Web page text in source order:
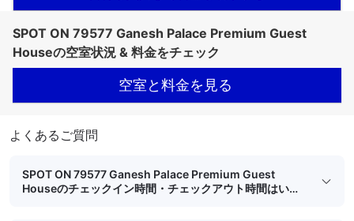
SPOT ON 79577 Ganesh Palace Premium Guest
Houseの空室状況 & 料金をチェック
空室と料金を見る
よくあるご質問
SPOT ON 79577 Ganesh Palace Premium Guest
Houseのチェックイン時間・チェックアウト時間はいつ